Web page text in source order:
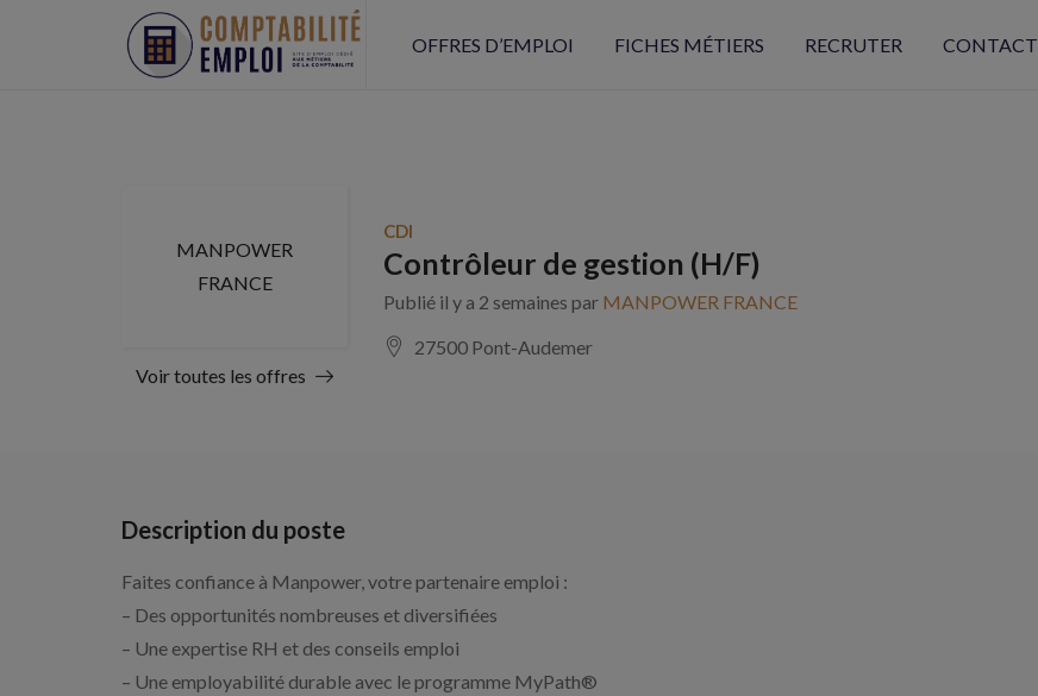
OFFRES D’EMPLOI FICHES MÉTIERS RECRUTER CONTACT
MANPOWER
FRANCE
Voir toutes les offres
CDI
Contrôleur de gestion (H/F)
Publié il y a 2 semaines par MANPOWER FRANCE
27500 Pont-Audemer
Description du poste
Faites confiance à Manpower, votre partenaire emploi :
– Des opportunités nombreuses et diversifiées
– Une expertise RH et des conseils emploi
– Une employabilité durable avec le programme MyPath®